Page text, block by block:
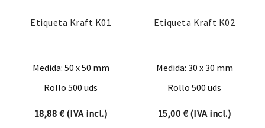
Etiqueta Kraft K01
Medida: 50 x 50 mm
Rollo 500 uds
18,88 €(IVA incl.)
Etiqueta Kraft K02
Medida: 30 x 30 mm
Rollo 500 uds
15,00 €(IVA incl.)